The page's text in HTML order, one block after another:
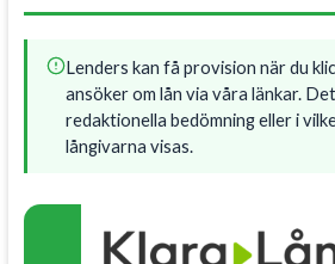
Lenders kan få provision när du
ansöker om lån via våra länkar.
redaktionella bedömning eller i
långivarna visas.